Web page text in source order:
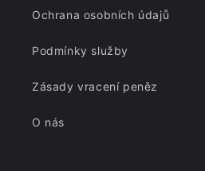
Ochrana osobních údajů
Podmínky služby
Zásady vracení peněz
O nás